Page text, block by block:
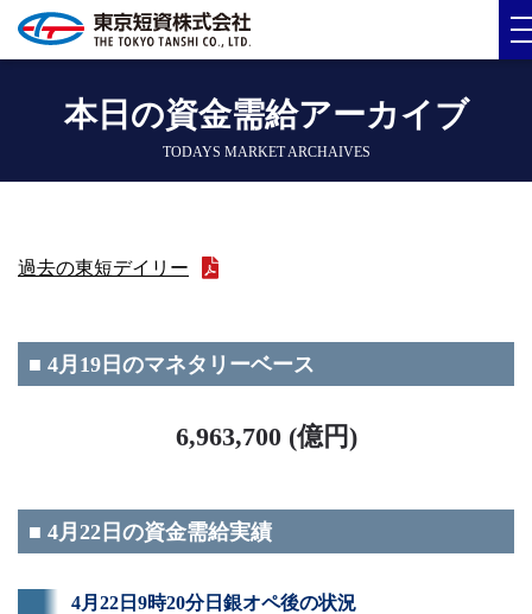
本日の資金需給アーカイブ
TODAYS MARKET ARCHAIVES
過去の東短デイリー
■ 4月19日のマネタリーベース
6,963,700 (億円)
■ 4月22日の資金需給実績
4月22日9時20分日銀オペ後の状況